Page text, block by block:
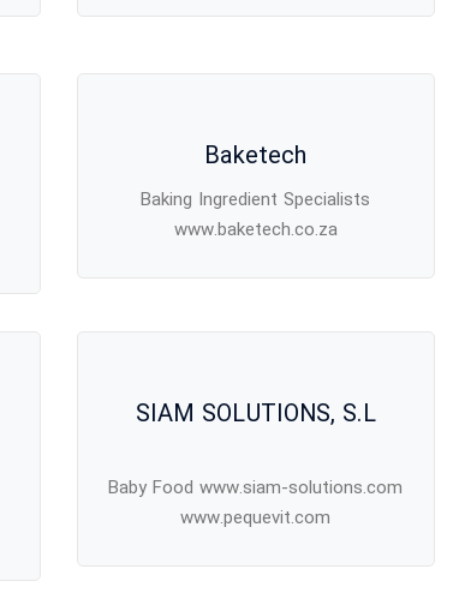
Baketech
Baking Ingredient Specialists
www.baketech.co.za
SIAM SOLUTIONS, S.L
Baby Food www.siam-solutions.com
www.pequevit.com